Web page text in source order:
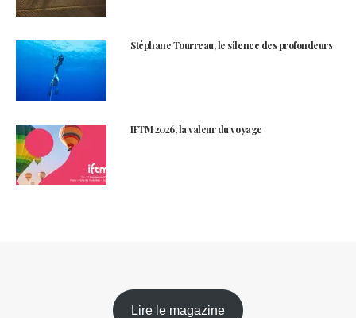
Stéphane Tourreau, le silence des profondeurs
IFTM 2026, la valeur du voyage
Lire le magazine